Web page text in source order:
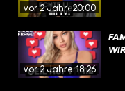
vor 2 Jahren20:00
vor 2 Jahren18:26